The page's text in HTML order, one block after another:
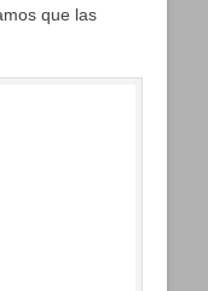
que las